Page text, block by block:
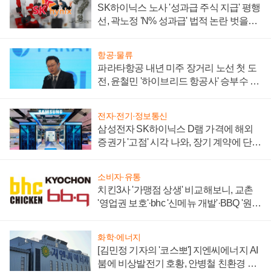
SK하이닉스 노사 '성과급 주식 지급' 평행
선, 곽노정 'N% 성과급' 법적 논란 벗을지
항공·물류
파라타항공 내년 미주 장거리 노선 첫 도
전, 윤철민 '하이브리드 항공사' 승부수 통
전자·전기·정보통신
삼성전자 SK하이닉스 D램 가격에 해외
증권가 '고점' 시각 나와, 장기 계약에 단점
소비자·유통
치킨3사 '가맹점 상생' 비교해보니, 교촌
'영업권 보호'·bhc '신메뉴 개발'·BBQ '원가
화학·에너지
[김민정 기자의 '코스뽀'] 지엔씨에너지 AI
붐에 비상발전기 호황, 안병철 친환경 에